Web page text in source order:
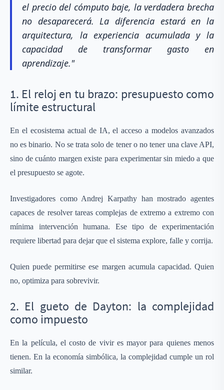
el precio del cómputo baje, la verdadera brecha
no desaparecerá. La diferencia estará en la
arquitectura, la experiencia acumulada y la
capacidad de transformar gasto en
aprendizaje."
1. El reloj en tu brazo: presupuesto como
límite estructural
En el ecosistema actual de IA, el acceso a modelos avanzados
no es binario. No se trata solo de tener o no tener una clave API,
sino de cuánto margen existe para experimentar sin miedo a que
el presupuesto se agote.
Investigadores como Andrej Karpathy han mostrado agentes
capaces de resolver tareas complejas de extremo a extremo con
mínima intervención humana. Ese tipo de experimentación
requiere libertad para dejar que el sistema explore, falle y corrija.
Quien puede permitirse ese margen acumula capacidad. Quien
no, optimiza para sobrevivir.
2. El gueto de Dayton: la complejidad
como impuesto
En la película, el costo de vivir es mayor para quienes menos
tienen. En la economía simbólica, la complejidad cumple un rol
similar.